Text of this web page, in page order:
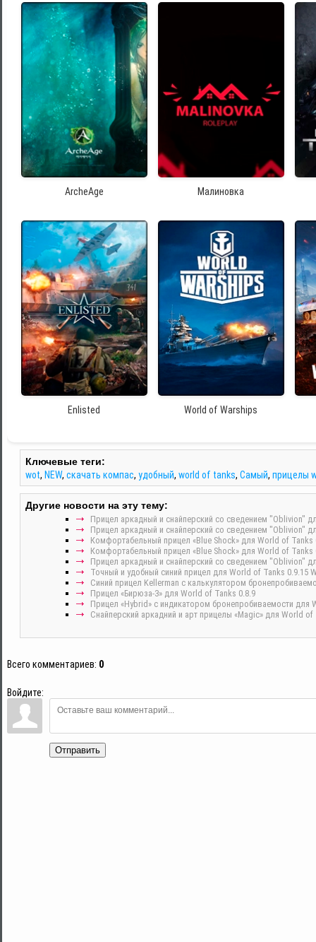
ArcheAge Малиновка
Enlisted World of Warships
Ключевые теги:
wot, NEW, скачать компас, удобный, world of tanks, Самый, прицелы
Другие новости на эту тему:
Прицел аркадный и снайперский со сведением "Oblivion"
Прицел аркадный и снайперский со сведением "Oblivion"
Комфортабельный прицел «Blue Shock» для World of Tanks
Комфортабельный прицел «Blue Shock» для World of Tanks
Прицел аркадный и снайперский со сведением "Oblivion"
Точный и удобный синий прицел для World of Tanks 0.9.15
Синий прицел Kellerman с калькулятором
Прицел «Бирюза-3» для World of Tanks 0.8.9
Прицел «Hybrid» c индикатором бронепробиваемости для
Снайперский аркадний и арт прицелы «Magic» для World of
Всего комментариев: 0
Войдите:
Отправить